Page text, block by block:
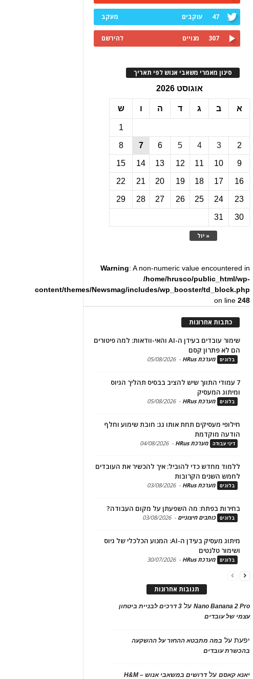
47 עוקבים מעקב
307 מנויים להירשם
סינון מאמרי משאבי אנוש לפי תאריך
אוגוסט 2026
א ב ג ד ה ו ש
« יול
1
2
3
4
5
6
7
8
9
10
11
12
13
14
15
16
17
18
19
20
21
22
23
24
25
26
27
28
29
30
31
Warning: A non-numeric value encountered in
/home/hrusco/public_html/wp-
content/themes/Newsmag/includes/wp_booster/td_block.php
on line248
כתבות אחרונות
שימור עובדים בעידן ה-AI והאי-וודאות: למה פיטורים
הם לא פתרון קסם
בלוגים מערכת HRus -
05/08/2026
7 עמודי התווך שיש להציב בבסיס תהליך הגיוס
ומיתוג המעסיק
בלוגים מערכת HRus -
05/08/2026
חילופי מעסיקים תחת אותו גג: חובת שימוע וחלף
הודעה מוקדמת
דיני עבודה מערכת HRus -
04/08/2026
ללמוד מחדש כדי להוביל: איך להכשיר את העובדים
לחמש השנים הקרובות
בלוגים מערכת HRus -
03/08/2026
בחירות בפתח: מה השפעתן על מקום העבודה?
בלוגים כותבים חיצוניים -
03/08/2026
מיתוג מעסיק בעידן ה-AI: המנוע הכלכלי של גיוס
ושימור טלנטים
בלוגים מערכת HRus -
30/07/2026
תגובות אחרונות
Nano Banana 2 Proעל 3 דרכים לבניית ביטחון
עצמי של עובדים
יפעתעל במה מתבטא ההחזר על ההשקעה
בהכשרת עובדים
יאנא קאסםעלדרושים במשאבי אנוש – H&M